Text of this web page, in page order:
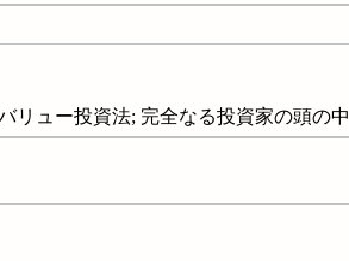
リュー投資法; 完全なる投資家の頭の中